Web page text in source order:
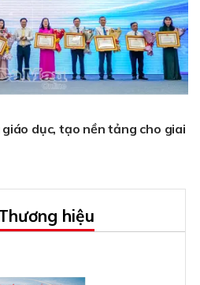
dục, tạo nền tảng cho giai
hiệu